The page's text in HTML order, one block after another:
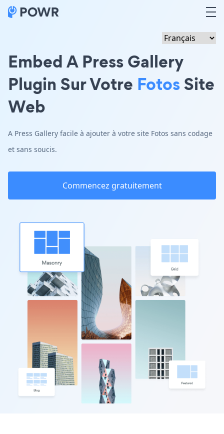
Embed A Press Gallery
Plugin Sur Votre FotosSite
Web
A Press Gallery facile à ajouter à votre site Fotos sans codage
et sans soucis.
Commencez gratuitement